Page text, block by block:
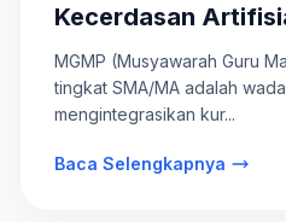
Kecerdasan
SMA/MA
MGMP (Musyawarah Guru
tingkat SMA/MA adalah
mengintegrasikan kur...
Baca Selengkapnya